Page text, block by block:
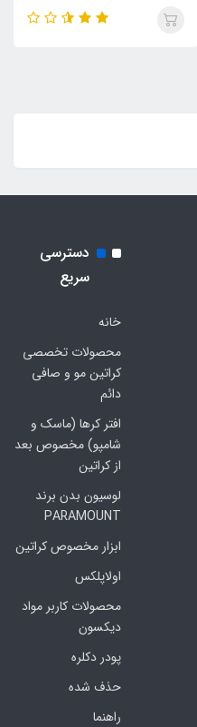
دسترسی
سریع
خانه
محصولات تخصصی
کراتین مو و صافی
دائم
افتر کرها (ماسک و
شامپو) مخصوص بعد
از کراتین
لوسیون بدن برند
PARAMOUNT
ابزار مخصوص کراتین
اولاپلکس
محصولات کاربر مواد
دیکسون
پودر دکلره
حذف شده
راهنما